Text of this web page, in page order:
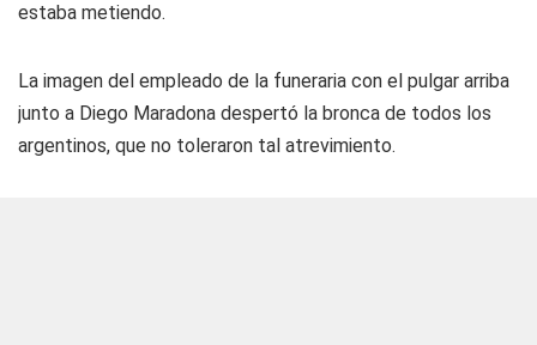
estaba metiendo.
La imagen del empleado de la funeraria con el pulgar arriba
junto a Diego Maradona despertó la bronca de todos los
argentinos, que no toleraron tal atrevimiento.